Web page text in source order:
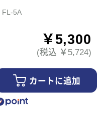
FL-5A
￥5,300
(税込 ￥5,724)
カートに追加